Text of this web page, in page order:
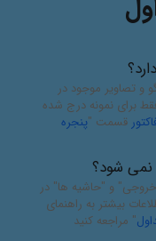
و تصاویر موجود در
برای نمونه درج شده
قسمت "پنجره
شود؟
و "حاشیه ها" در
بیشتر به راهنمای
" مراجعه کنید